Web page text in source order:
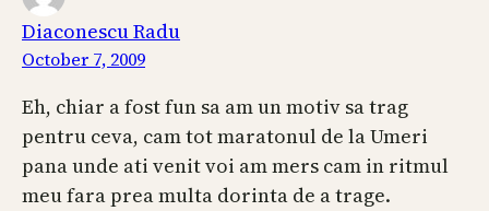
Diaconescu Radu
October 7, 2009
Eh, chiar a fost fun sa am un motiv sa trag
pentru ceva, cam tot maratonul de la Umeri
pana unde ati venit voi am mers cam in ritmul
meu fara prea multa dorinta de a trage.